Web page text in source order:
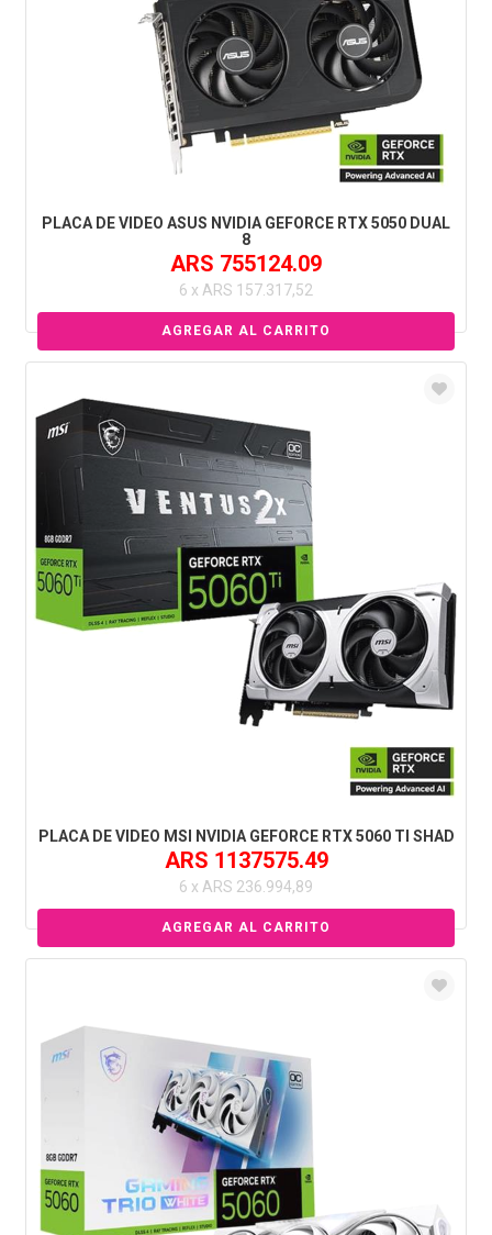
PLACA DE VIDEO ASUS NVIDIA GEFORCE RTX 5050 DUAL
8
ARS 755124.09
6 x ARS 157.317,52
PLACA DE VIDEO MSI NVIDIA GEFORCE RTX 5060 TI SHAD
ARS 1137575.49
6 x ARS 236.994,89